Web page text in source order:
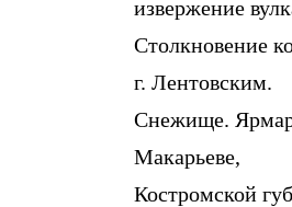
извержение
Столкновение
г. Лентовским.
Снежище.
Макарьеве,
Костромской